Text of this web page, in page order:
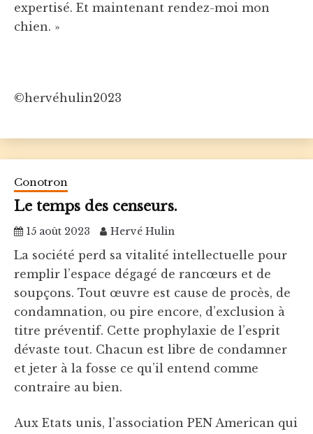
expertisé. Et maintenant rendez-moi mon
chien. »
©hervéhulin2023
Conotron
Le temps des censeurs.
15 août 2023 Hervé Hulin
La société perd sa vitalité intellectuelle pour
remplir l’espace dégagé de rancœurs et de
soupçons. Tout œuvre est cause de procès, de
condamnation, ou pire encore, d’exclusion à
titre préventif. Cette prophylaxie de l’esprit
dévaste tout. Chacun est libre de condamner
et jeter à la fosse ce qu’il entend comme
contraire au bien.
Aux Etats unis, l’association PEN American qui